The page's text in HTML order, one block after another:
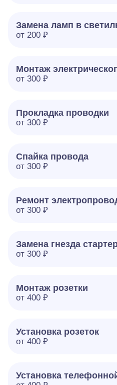
Замена ламп в
от 200 ₽
Монтаж
от 300 ₽
Прокладка проводки
от 300 ₽
Спайка провода
от 300 ₽
Ремонт
от 300 ₽
Замена гнезда
от 300 ₽
Монтаж розетки
от 400 ₽
Установка розеток
от 400 ₽
Установка